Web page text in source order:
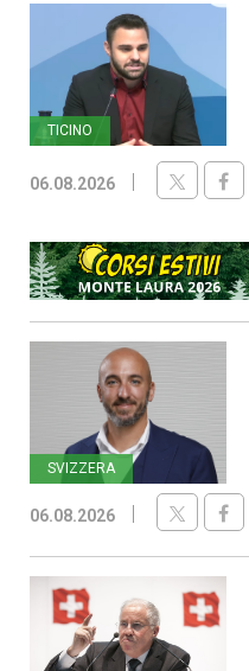
TICINO
06.08.2026
SVIZZERA
06.08.2026